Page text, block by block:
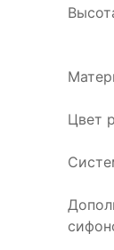
Цвет